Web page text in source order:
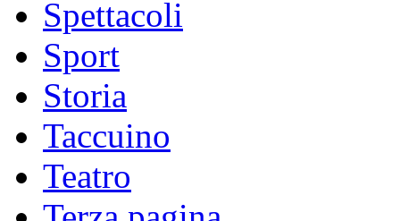
Spettacoli
Sport
Storia
Taccuino
Teatro